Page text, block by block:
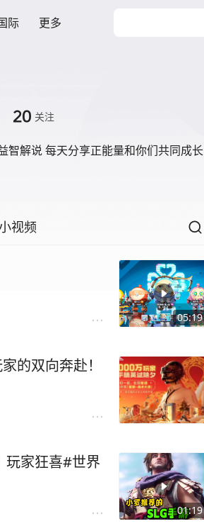
际 更多
20 关注
智解说 每天分享正能量和你们共同成长
视频
05:19
的双向奔赴！
01:19
玩家狂喜#世界